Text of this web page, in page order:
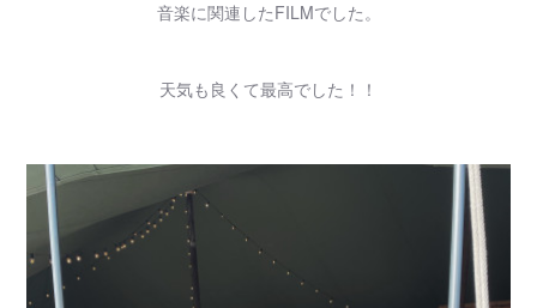
音楽に関連したFILMでした。
天気も良くて最高でした！！